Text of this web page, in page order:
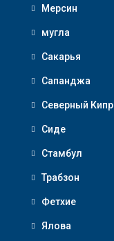
Мерсин
мугла
Сакарья
Сапанджа
Северный Кипр
Сиде
Стамбул
Трабзон
Фетхие
Ялова